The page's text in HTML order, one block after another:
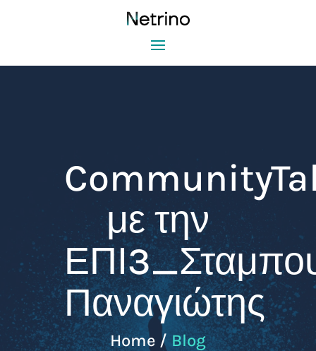
με την
Παναγιώτης
Home / Blog